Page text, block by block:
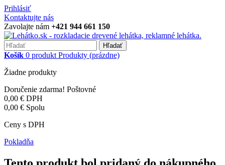
Prihlásiť
Kontaktujte nás
Zavolajte nám +421 944 661 150
Hľadať
Košík 0 produkt Produkty (prázdne)
Žiadne produkty
Doručenie zdarma! Poštovné
0,00 € DPH
0,00 € Spolu
Ceny s DPH
Pokladňa